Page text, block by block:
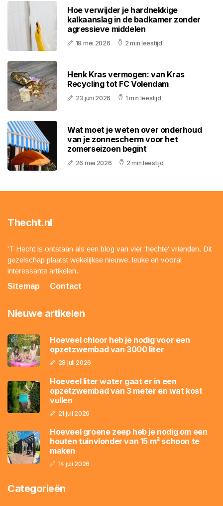
Hoe verwijder je hardnekkige
kalkaanslag in de badkamer zonder
agressieve middelen
19 mei 2026 2 min leestijd
Henk Kras vermogen: van Kras
Recycling tot FC Volendam
23 juni 2026 1 min leestijd
Wat moet je weten over onderhoud
van je zonnescherm voor het
zomerseizoen begint
26 mei 2026 2 min leestijd
Thecht.nl
'T Hecht is ontstaan als een blog van vier 'hechte' vrienden. Dit
gezelschap plaatst wekelijkse nieuwe, leuke en vooral
interessante artikelen.
Sitemap
Contact
Nieuwe artikelen
Hoeveel chloor heb je nodig voor een
opzetzwembad van 3000 liter
28 juli 2026
Hoeveel liter water gaat er in een
opzetzwembad van 3 meter en wat kost
vullen
21 juli 2026
Hoeveel groene zeep heb je nodig om een
houten tuinvlonder van 15 m² schoon te
maken
14 juli 2026
Categorieën